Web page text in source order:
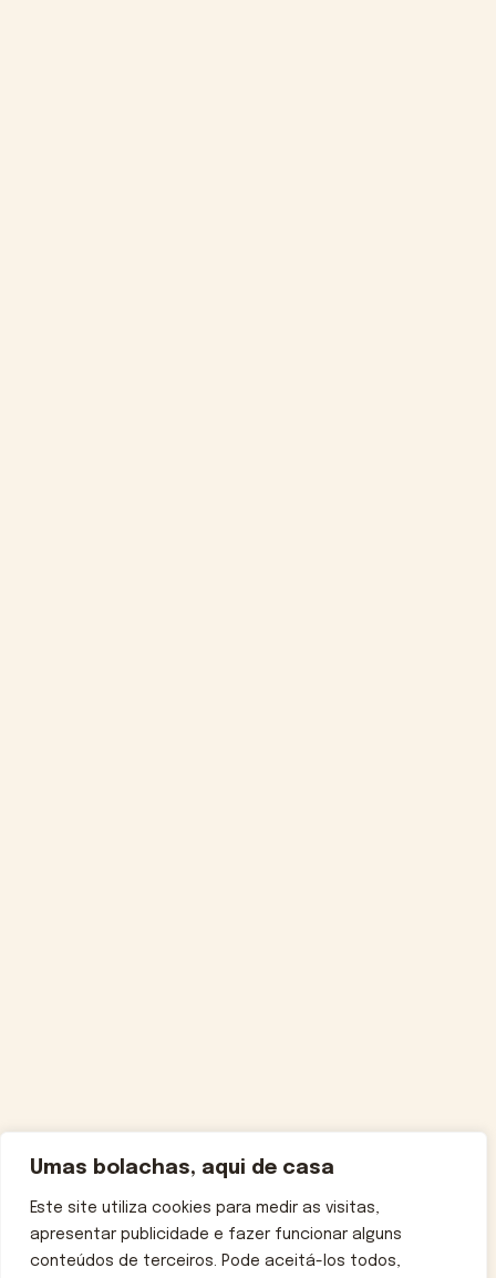
Umas bolachas, aqui de casa
Este site utiliza cookies para medir as visitas,
apresentar publicidade e fazer funcionar alguns
conteúdos de terceiros. Pode aceitá-los todos,